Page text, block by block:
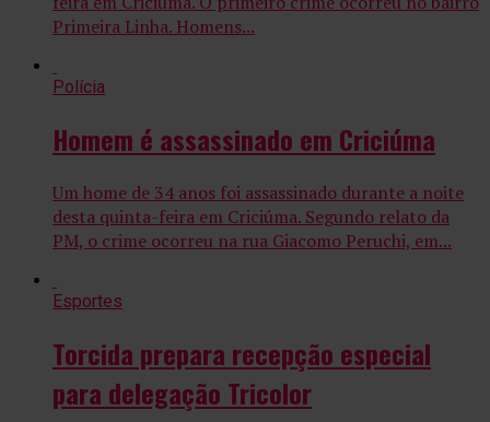
Primeira Linha. Homens...
Polícia
Homem é assassinado em Criciúma
Um home de 34 anos foi assassinado durante a noite
desta quinta-feira em Criciúma. Segundo relato da
PM, o crime ocorreu na rua Giacomo Peruchi, em...
Esportes
Torcida prepara recepção especial
para delegação Tricolor